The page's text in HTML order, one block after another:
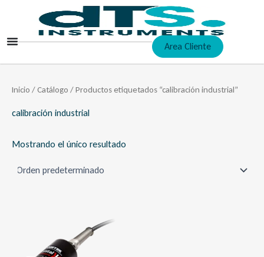
contenido
Area Cliente
Inicio /Catálogo / Productos etiquetados “calibración industrial”
calibración industrial
Mostrando el único resultado